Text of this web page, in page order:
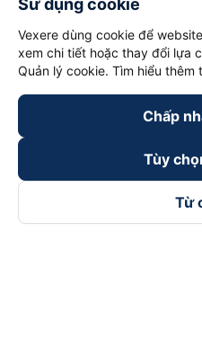
Sử dụng cookie
Vexere dùng cookie để
xem chi tiết hoặc thay đổi lựa
Quản lý cookie. Tìm hiểu thêm
Chấp
Tùy
Từ